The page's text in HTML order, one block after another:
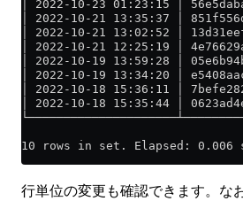
│ 2022-10-23 01:23:15 │
│ 2022-10-21 13:35:37 │
│ 2022-10-21 13:02:52 │
│ 2022-10-21 12:25:19 │
│ 2022-10-19 13:59:28 │
│ 2022-10-19 13:34:20 │
│ 2022-10-18 15:36:11 │
│ 2022-10-18 15:35:44 │
10 rows in set. Elapsed: 0.006
行単位の変更も確認できます。な